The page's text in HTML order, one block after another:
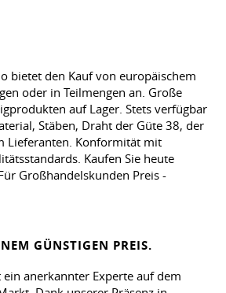
bietet den Kauf von europäischem
oder in Teilmengen an. Große
auf Lager. Stets verfügbar
Stäben, Draht der Güte 38, der
Lieferanten. Konformität mit
Kaufen Sie heute
Großhandelskunden Preis -
GÜNSTIGEN PREIS.
anerkannter Experte auf dem